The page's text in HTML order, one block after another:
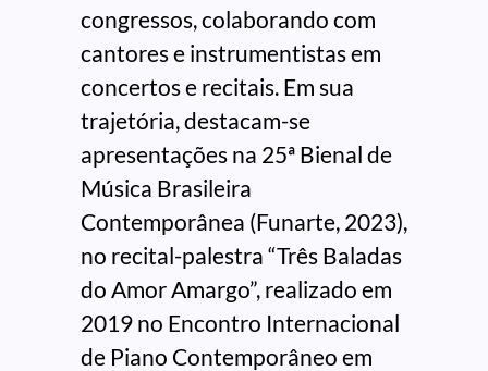
congressos, colaborando com
cantores e instrumentistas em
concertos e recitais. Em sua
trajetória, destacam-se
apresentações na 25ª Bienal de
Música Brasileira
Contemporânea (Funarte, 2023),
no recital-palestra “Três Baladas
do Amor Amargo”, realizado em
2019 no Encontro Internacional
de Piano Contemporâneo em